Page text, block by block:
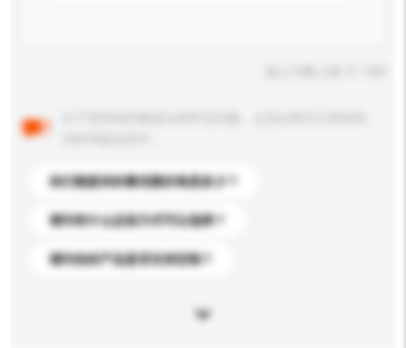
你们能提供的最优惠价格是多少？
请问有什么运送方式可以选择？
请问你的产品是否支持定制？